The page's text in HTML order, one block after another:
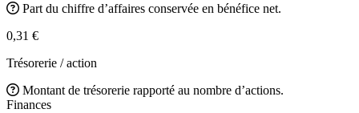
Part du chiffre d’affaires conservée en bénéfice net.
0,31 €
Trésorerie / action
Montant de trésorerie rapporté au nombre d’actions.
Finances